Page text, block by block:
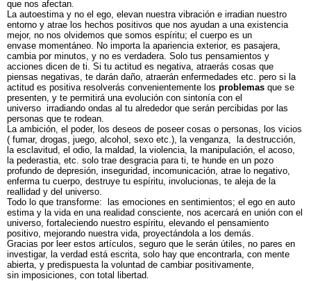
que nos afectan.
La autoestima y no el ego, elevan nuestra vibración e irradian nuestro
entorno y atrae los hechos positivos que nos ayudan a una existencia
mejor, no nos olvidemos que somos espíritu; el cuerpo es un
envase momentáneo. No importa la apariencia exterior, es pasajera,
cambia por minutos, y no es verdadera. Solo tus pensamientos y
acciones dicen de ti. Si tu actitud es negativa, atraerás cosas que
piensas negativas, te darán daño, atraerán enfermedades etc. pero si la
actitud es positiva resolverás convenientemente los problemas que se
presenten, y te permitirá una evolución con sintonía con el
universo irradiando ondas al tu alrededor que serán percibidas por las
personas que te rodean.
La ambición, el poder, los deseos de poseer cosas o personas, los vicios
( fumar, drogas, juego, alcohol, sexo etc.), la venganza, la destrucción,
la esclavitud, el odio, la maldad, la violencia, la manipulación, el acoso,
la pederastia, etc. solo trae desgracia para ti, te hunde en un pozo
profundo de depresión, inseguridad, incomunicación, atrae lo negativo,
enferma tu cuerpo, destruye tu espíritu, involucionas, te aleja de la
reallidad y del universo.
Todo lo que transforme: las emociones en sentimientos; el ego en auto
estima y la vida en una realidad consciente, nos acercará en unión con el
universo, fortaleciendo nuestro espíritu, elevando el pensamiento
positivo, mejorando nuestra vida, proyectándola a los demás.
Gracias por leer estos artículos, seguro que le serán útiles, no pares en
investigar, la verdad está escrita, solo hay que encontrarla, con mente
abierta, y predispuesta la voluntad de cambiar positivamente,
sin imposiciones, con total libertad.